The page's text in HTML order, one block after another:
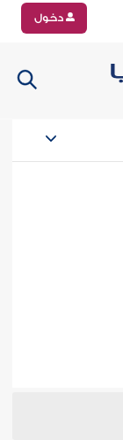
دخول